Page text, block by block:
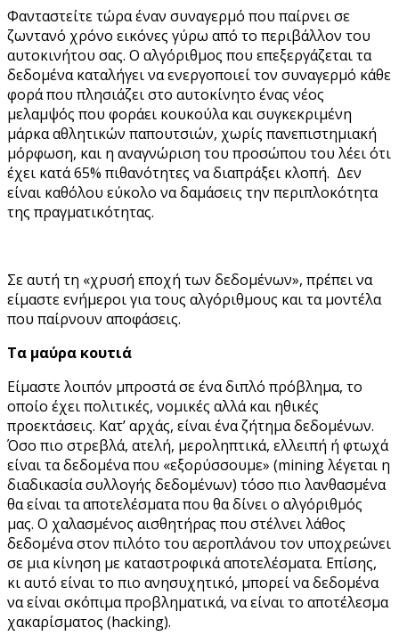
Φανταστείτε τώρα έναν συναγερμό που παίρνει σε
ζωντανό χρόνο εικόνες γύρω από το περιβάλλον του
αυτοκινήτου σας. Ο αλγόριθμος που επεξεργάζεται τα
δεδομένα καταλήγει να ενεργοποιεί τον συναγερμό κάθε
φορά που πλησιάζει στο αυτοκίνητο ένας νέος
μελαμψός που φοράει κουκούλα και συγκεκριμένη
μάρκα αθλητικών παπουτσιών, χωρίς πανεπιστημιακή
μόρφωση, και η αναγνώριση του προσώπου του λέει ότι
έχει κατά 65% πιθανότητες να διαπράξει κλοπή. Δεν
είναι καθόλου εύκολο να δαμάσεις την περιπλοκότητα
της πραγματικότητας.
Σε αυτή τη «χρυσή εποχή των δεδομένων», πρέπει να
είμαστε ενήμεροι για τους αλγόριθμους και τα μοντέλα
που παίρνουν αποφάσεις.
Tα μαύρα κουτιά
Είμαστε λοιπόν μπροστά σε ένα διπλό πρόβλημα, το
οποίο έχει πολιτικές, νομικές αλλά και ηθικές
προεκτάσεις. Κατ’ αρχάς, είναι ένα ζήτημα δεδομένων.
Όσο πιο στρεβλά, ατελή, μεροληπτικά, ελλειπή ή φτωχά
είναι τα δεδομένα που «εξορύσσουμε» (mining λέγεται η
διαδικασία συλλογής δεδομένων) τόσο πιο λανθασμένα
θα είναι τα αποτελέσματα που θα δίνει ο αλγόριθμός
μας. Ο χαλασμένος αισθητήρας που στέλνει λάθος
δεδομένα στον πιλότο του αεροπλάνου τον υποχρεώνει
σε μια κίνηση με καταστροφικά αποτελέσματα. Επίσης,
κι αυτό είναι το πιο ανησυχητικό, μπορεί να δεδομένα
να είναι σκόπιμα προβληματικά, να είναι το αποτέλεσμα
χακαρίσματος (hacking).